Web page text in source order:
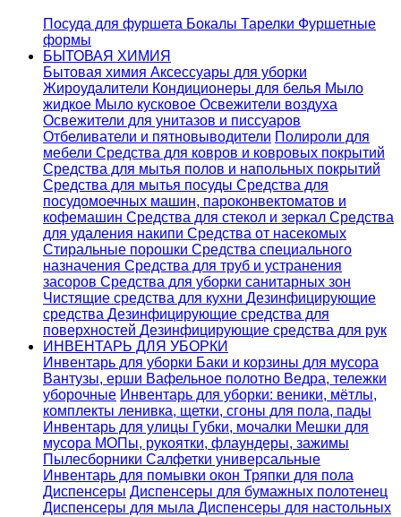
Посуда для фуршета Бокалы Тарелки Фуршетные
формы
БЫТОВАЯ ХИМИЯ
Бытовая химия Аксессуары для уборки
Жироудалители Кондиционеры для белья Мыло
жидкое Мыло кусковое Освежители воздуха
Освежители для унитазов и писсуаров
Отбеливатели и пятновыводители Полироли для
мебели Средства для ковров и ковровых покрытий
Средства для мытья полов и напольных покрытий
Средства для мытья посуды Средства для
посудомоечных машин, пароконвектоматов и
кофемашин Средства для стекол и зеркал Средства
для удаления накипи Средства от насекомых
Стиральные порошки Cредства специального
назначения Средства для труб и устранения
засоров Средства для уборки санитарных зон
Чистящие средства для кухни Дезинфицирующие
средства Дезинфицирующие средства для
поверхностей Дезинфицирующие средства для рук
ИНВЕНТАРЬ ДЛЯ УБОРКИ
Инвентарь для уборки Баки и корзины для мусора
Вантузы, ерши Вафельное полотно Ведра, тележки
уборочные Инвентарь для уборки: веники, мётлы,
комплекты ленивка, щетки, сгоны для пола, пады
Инвентарь для улицы Губки, мочалки Мешки для
мусора МОПы, рукоятки, флаундеры, зажимы
Пылесборники Салфетки универсальные
Инвентарь для помывки окон Тряпки для пола
Диспенсеры Диспенсеры для бумажных полотенец
Диспенсеры для мыла Диспенсеры для настольных